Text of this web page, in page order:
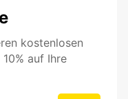
kostenlosen
auf Ihre